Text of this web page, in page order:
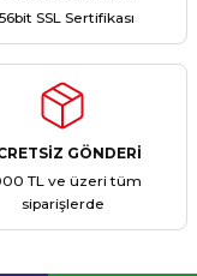
SSL Sertifikası
GÖNDERİ
TL ve üzeri tüm
siparişlerde